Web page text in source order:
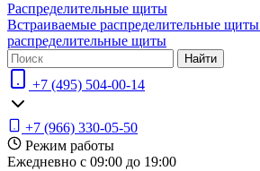
Распределительные щиты
Встраиваемые распределительные щиты
распределительные щиты
Найти
+7 (495) 504-00-14
+7 (966) 330-05-50
Режим работы
Ежедневно с 09:00 до 19:00